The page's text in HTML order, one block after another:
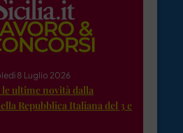
8 Luglio 2026
ultime novità dalla
Repubblica Italiana del 3 e